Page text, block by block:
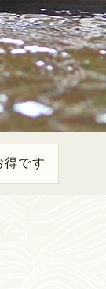
得です